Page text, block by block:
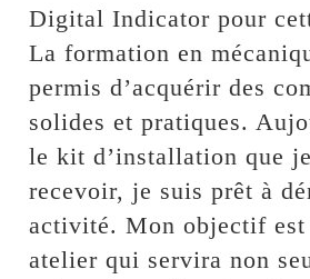
Digital Indicator pour
La formation en
permis d’acquérir des
solides et pratiques.
le kit d’installation que
recevoir, je suis prêt à
activité. Mon objectif est
atelier qui servira non